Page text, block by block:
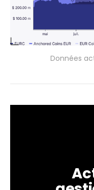
Données